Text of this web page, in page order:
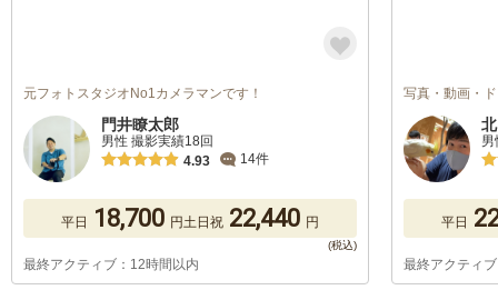
元フォトスタジオNo1カメラマンです！
門井瞭太郎
男性 撮影実績18回
4.93
14件
平日 18,700 円土日祝 22,440 円
最終アクティブ：12時間以内
写真・動画・
平日
最終アクティ